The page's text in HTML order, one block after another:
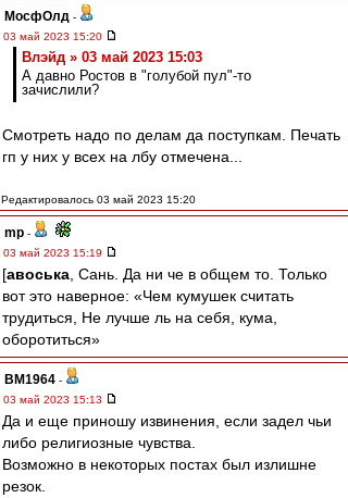
МосфОлд -
03 май 2023 15:20
Влэйд » 03 май 2023 15:03
А давно Ростов в "голубой пул"-то
зачислили?
Смотреть надо по делам да поступкам. Печать
гп у них у всех на лбу отмечена...
Редактировалось 03 май 2023 15:20
mp -
03 май 2023 15:19
[авоська , Сань. Да ни че в общем то. Только
вот это наверное: «Чем кумушек считать
трудиться, Не лучше ль на себя, кума,
оборотиться»
BM1964 -
03 май 2023 15:13
Да и еще приношу извинения, если задел чьи
либо религиозные чувства.
Возможно в некоторых постах был излишне
резок.